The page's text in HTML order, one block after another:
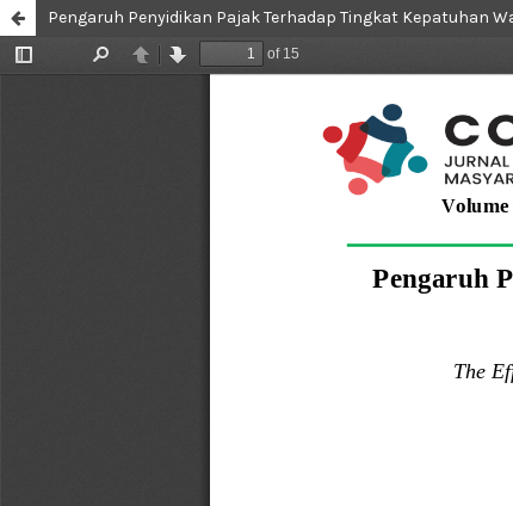
Pengaruh Penyidikan Pajak Terhadap Tingkat Kepatuhan